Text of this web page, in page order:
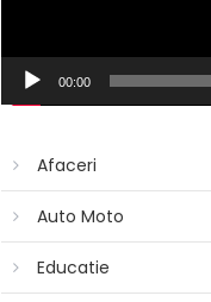
00:00
Afaceri
Auto Moto
Educatie